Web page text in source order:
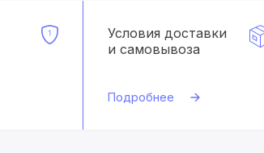
Условия доставки
и самовывоза
Подробнее